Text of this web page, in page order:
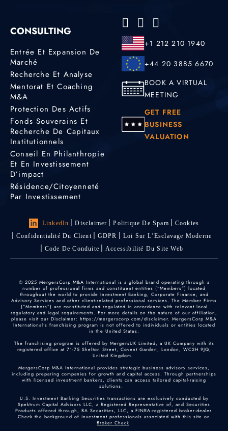
CONSULTING
Entrée Et Expansion De
Marché
Recherche Et Analyse
Mentorat Et Coaching
M&A
Protection Des Actifs
Fonds Souverains Et
Recherche De Capitaux
Institutionnels
Conseil En Philanthropie
Et En Investissement
D’impact
Résidence/citoyenneté
Par Investissement
+1 212 210 1940
+44 20 3885 6670
BOOK A VIRTUAL
MEETING
GET FREE
BUSINESS
VALUATION
LinkedIn Disclaimer Politique De Spam
Cookies
Confidentialité Du Client
GDPR
Loi Sur L’Esclavage Moderne
Code De Conduite
Accessibilité Du Site Web
© 2025 MergersCorp M&A International is a global brand operating through a
number of professional firms and constituent entities (“Members”) located
throughout the world to provide Investment Banking, Corporate Finance, and
Advisory Services and other client-related professional services. The Member Firms
(“Members”) are constituted and regulated in accordance with relevant local
regulatory and legal requirements. For more details on the nature of our affiliation,
please visit our Disclaimer: https://mergerscorp.com/disclaimer. MergersCorp M&A
International's franchising program is not offered to individuals or entities located
in the United States.
The franchising program is offered by MergersUK Limited, a UK Company with its
registered office at 71-75 Shelton Street, Covent Garden, London, WC2H 9JQ,
United Kingdom.
MergersCorp M&A International provides strategic business advisory services,
including preparing companies for growth and capital access. Through partnerships
with licensed investment bankers, clients can access tailored capital-raising
solutions.
U.S. Investment Banking Securities transactions are exclusively conducted by
Spektrum Capital Advisors LLC, a Registered Representative of, and Securities
Products offered through, BA Securities, LLC, a FINRA-registered broker-dealer.
Check the background of investment professionals associated with this site on
Broker Check.